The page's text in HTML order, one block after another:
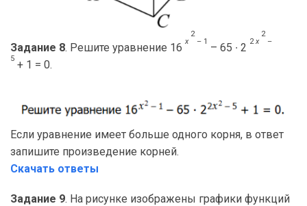
Задание 8. Решите уравнение 16 x
2
– 1 – 65 ∙ 2 2x
2
–
5 + 1 = 0.
Если уравнение имеет больше одного корня, в ответ
запишите произведение корней.
Скачать ответы
Задание 9. На рисунке изображены графики функций